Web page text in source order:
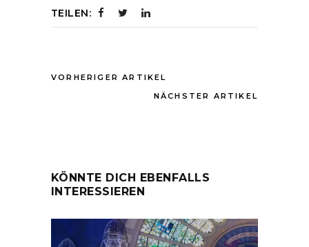
TEILEN:
VORHERIGER ARTIKEL
NÄCHSTER ARTIKEL
KÖNNTE DICH EBENFALLS
INTERESSIEREN